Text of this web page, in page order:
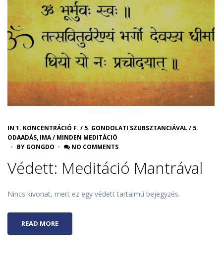
IN 1. KONCENTRÁCIÓ F. / 5. GONDOLATI SZUBSZTANCIÁVAL/ 5.
ODAADÁS, IMA/ MINDEN MEDITÁCIÓ
BY GONGDO NO COMMENTS
Védett: Meditáció Mantrával
Nincs kivonat, mert ez egy védett tartalmú bejegyzés.
READ MORE